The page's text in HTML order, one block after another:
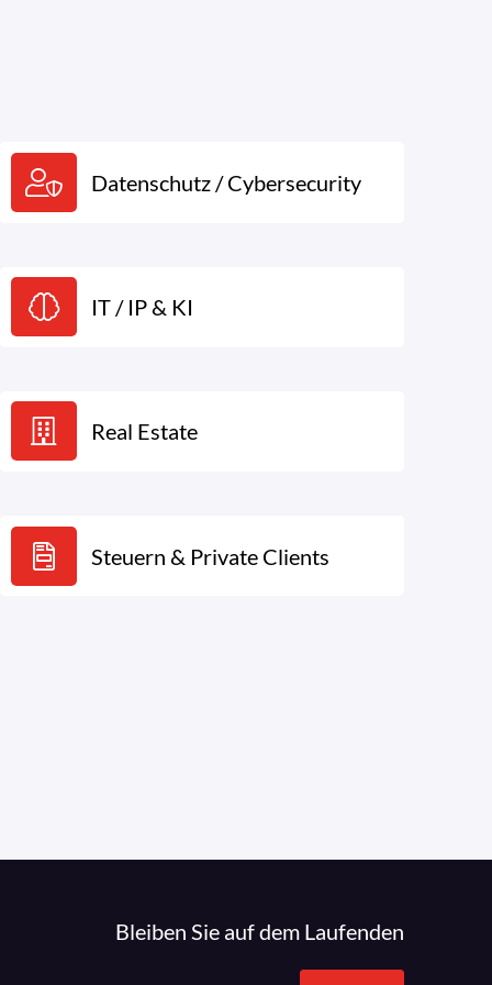
Datenschutz / Cybersecurity
IT / IP & KI
Real Estate
Steuern & Private Clients
Bleiben Sie auf dem Laufenden